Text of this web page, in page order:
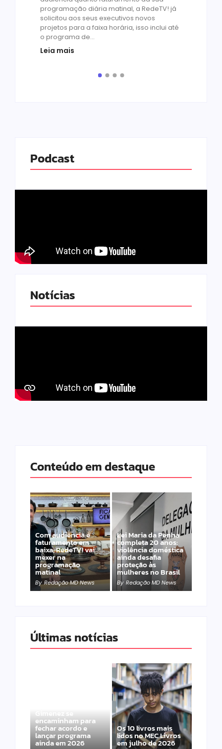
programação diária matinal, a RedeTV! já
solicitou aos seus executivos novos
projetos para a faixa horária, isso inclui até
o programa de...
Leia mais
Podcast
Notícias
Conteúdo em destaque
Com audiência e
faturamento em
baixa, RedeTV! vai
mexer na
programação
matinal
By Redação MD News
Lei Maria da Penha
completa 20 anos:
violência doméstica
ainda desafia
proteção às
mulheres no Brasil
By Redação MD News
Últimas notícias
Gimenez se
encaminham para
fechar acordo e
lançar programa
ainda em 2026
Os 10 livros mais
lidos no MEC Livros
em julho de 2026